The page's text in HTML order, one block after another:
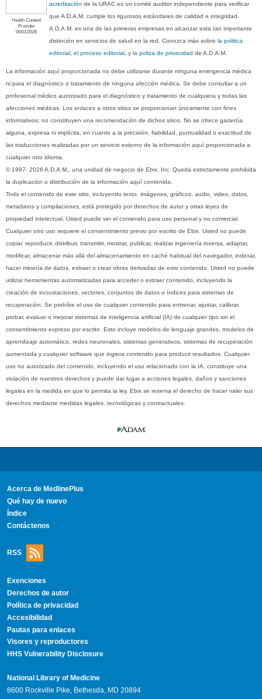
Health Content
Provider
06/01/2028
acreditación de la URAC es un comité auditor independiente para verificar
que A.D.A.M. cumple los rigurosos estándares de calidad e integridad.
A.D.A.M. es una de las primeras empresas en alcanzar esta tan importante
distinción en servicios de salud en la red. Conozca más sobrela politica
editorial, el proceso editorial , yla poliza de privacidad de A.D.A.M.
La información aquí proporcionada no debe utilizarse durante ninguna emergencia médica
ni para el diagnóstico o tratamiento de ninguna afección médica. Se debe consultar a un
profesional médico autorizado para el diagnóstico y tratamiento de cualquiera y todas las
afecciones médicas. Los enlaces a otros sitios se proporcionan únicamente con fines
informativos; no constituyen una recomendación de dichos sitios. No se ofrece garantía
alguna, expresa ni implícita, en cuanto a la precisión, fiabilidad, puntualidad o exactitud de
las traducciones realizadas por un servicio externo de la información aquí proporcionada a
cualquier otro idioma.
© 1997- 2026 A.D.A.M., una unidad de negocio de Ebix, Inc. Queda estrictamente prohibida
la duplicación o distribución de la información aquí contenida.
Todo el contenido de este sitio, incluyendo texto, imágenes, gráficos, audio, video, datos,
metadatos y compilaciones, está protegido por derechos de autor y otras leyes de
propiedad intelectual. Usted puede ver el contenido para uso personal y no comercial.
Cualquier otro uso requiere el consentimiento previo por escrito de Ebix. Usted no puede
copiar, reproducir, distribuir, transmitir, mostrar, publicar, realizar ingeniería inversa, adaptar,
modificar, almacenar más allá del almacenamiento en caché habitual del navegador, indexar,
hacer minería de datos, extraer o crear obras derivadas de este contenido. Usted no puede
utilizar herramientas automatizadas para acceder o extraer contenido, incluyendo la
creación de incrustaciones, vectores, conjuntos de datos o índices para sistemas de
recuperación. Se prohíbe el uso de cualquier contenido para entrenar, ajustar, calibrar,
probar, evaluar o mejorar sistemas de inteligencia artificial (IA) de cualquier tipo sin el
consentimiento expreso por escrito. Esto incluye modelos de lenguaje grandes, modelos de
aprendizaje automático, redes neuronales, sistemas generativos, sistemas de recuperación
aumentada y cualquier software que ingiera contenido para producir resultados. Cualquier
uso no autorizado del contenido, incluyendo el uso relacionado con la IA, constituye una
violación de nuestros derechos y puede dar lugar a acciones legales, daños y sanciones
legales en la medida en que lo permita la ley. Ebix se reserva el derecho de hacer valer sus
derechos mediante medidas legales, tecnológicas y contractuales.
Acerca de MedlinePlus
Qué hay de nuevo
Índice
Contáctenos
RSS
Exenciones
Derechos de autor
Política de privacidad
Accesibilidad
Pautas para enlaces
Visores y reproductores
HHS Vulnerability Disclosure
National Library of Medicine
8600 Rockville Pike, Bethesda, MD 20894